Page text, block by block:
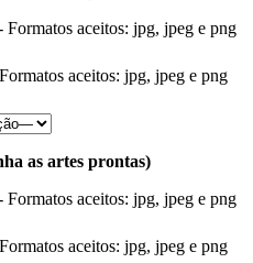
aceitos: jpg, jpeg e png
aceitos: jpg, jpeg e png
as artes prontas)
aceitos: jpg, jpeg e png
aceitos: jpg, jpeg e png